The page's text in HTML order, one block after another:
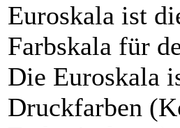
Euroskala ist
Farbskala für
Die Euroskala
Druckfarben